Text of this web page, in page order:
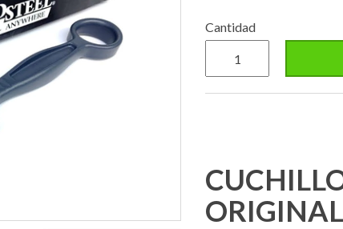
Cantidad
ORIGINAL